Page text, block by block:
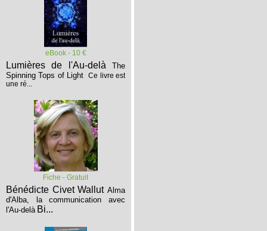
eBook - 10 €
Lumières de l'Au-delà The
Spinning Tops of Light Ce livre est
une ré...
Fiche - Gratuit
Bénédicte Civet Wallut Alma
d'Alba, la communication avec
l'Au-delà Bi...